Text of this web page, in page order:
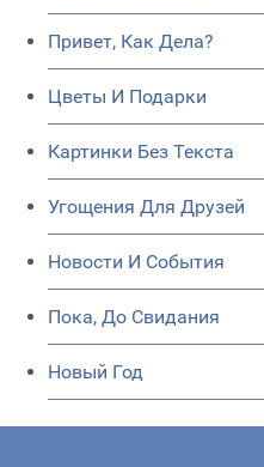
Привет, Как Дела?
Цветы И Подарки
Картинки Без Текста
Угощения Для Друзей
Новости И События
Пока, До Свидания
Новый Год